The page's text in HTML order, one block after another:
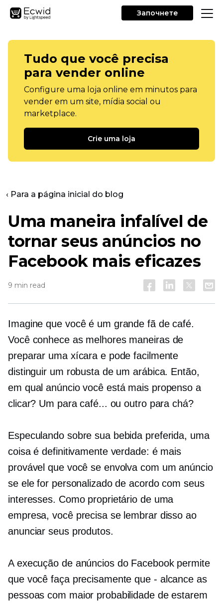
Започнете
Tudo que você precisa
para vender online
Configure uma loja online em minutos para
vender em um site, mídia social ou
marketplace.
Crie uma loja
‹ Para a página inicial do blog
Uma maneira infalível de
tornar seus anúncios no
Facebook mais eficazes
9 min read
Imagine que você é um grande fã de café.
Você conhece as melhores maneiras de
preparar uma xícara e pode facilmente
distinguir um robusta de um arábica. Então,
em qual anúncio você está mais propenso a
clicar? Um para café... ou outro para chá?
Especulando sobre sua bebida preferida, uma
coisa é definitivamente verdade: é mais
provável que você se envolva com um anúncio
se ele for personalizado de acordo com seus
interesses. Como proprietário de uma
empresa, você precisa se lembrar disso ao
anunciar seus produtos.
A execução de anúncios do Facebook permite
que você faça precisamenteque - alcance as
pessoas com maior probabilidade de estarem